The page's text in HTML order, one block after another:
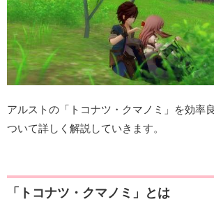
アルストの「トコナツ・クマノミ」を効率
ついて詳しく解説していきます。
「トコナツ・クマノミ」とは